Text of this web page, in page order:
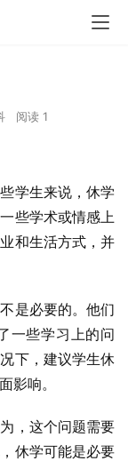
阅读 1
学生来说，休学
些学术或情感上
和生活方式，并
是必要的。他们
一些学习上的问
下，建议学生休
影响。
，这个问题需要
休学可能是必要